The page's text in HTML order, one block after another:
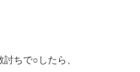
ちで○したら、